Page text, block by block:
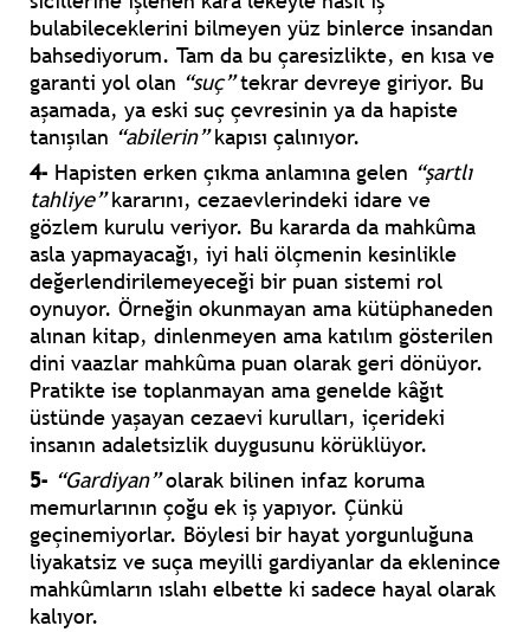
bulabileceklerini bilmeyen yüz binlerce insandan
bahsediyorum. Tam da bu çaresizlikte, en kısa ve
garanti yol olan “suç”tekrar devreye giriyor. Bu
aşamada, ya eski suç çevresinin ya da hapiste
tanışılan “abilerin”kapısı çalınıyor.
4- Hapisten erken çıkma anlamına gelen “şartlı
tahliye”kararını, cezaevlerindeki idare ve
gözlem kurulu veriyor. Bu kararda da mahkûma
asla yapmayacağı, iyi hali ölçmenin kesinlikle
değerlendirilemeyeceği bir puan sistemi rol
oynuyor. Örneğin okunmayan ama kütüphaneden
alınan kitap, dinlenmeyen ama katılım gösterilen
dini vaazlar mahkûma puan olarak geri dönüyor.
Pratikte ise toplanmayan ama genelde kâğıt
üstünde yaşayan cezaevi kurulları, içerideki
insanın adaletsizlik duygusunu körüklüyor.
5- “Gardiyan”olarak bilinen infaz koruma
memurlarının çoğu ek iş yapıyor. Çünkü
geçinemiyorlar. Böylesi bir hayat yorgunluğuna
liyakatsiz ve suça meyilli gardiyanlar da eklenince
mahkûmların ıslahı elbette ki sadece hayal olarak
kalıyor.